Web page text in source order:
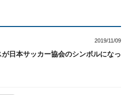
2019/11/09
が日本サッカー協会のシンボルになっ